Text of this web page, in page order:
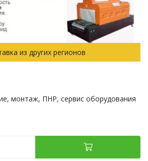
из других регионов
монтаж, ПНР, сервис оборудования